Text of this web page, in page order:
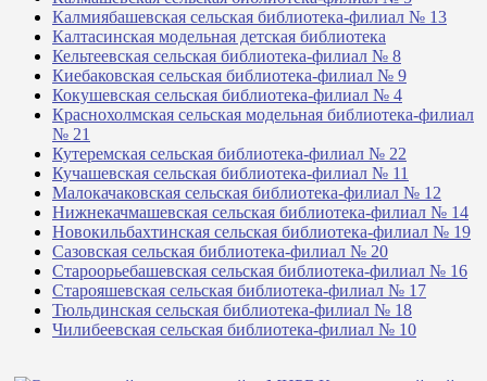
Калмиябашевская сельская библиотека-филиал № 13
Калтасинская модельная детская библиотека
Кельтеевская сельская библиотека-филиал № 8
Киебаковская сельская библиотека-филиал № 9
Кокушевская сельская библиотека-филиал № 4
Краснохолмская сельская модельная библиотека-филиал
№ 21
Кутеремская сельская библиотека-филиал № 22
Кучашевская сельская библиотека-филиал № 11
Малокачаковская сельская библиотека-филиал № 12
Нижнекачмашевская сельская библиотека-филиал № 14
Новокильбахтинская сельская библиотека-филиал № 19
Сазовская сельская библиотека-филиал № 20
Староорьебашевская сельская библиотека-филиал № 16
Старояшевская сельская библиотека-филиал № 17
Тюльдинская сельская библиотека-филиал № 18
Чилибеевская сельская библиотека-филиал № 10